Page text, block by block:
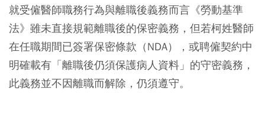
就受僱醫師職務行為與離職後義務而言《勞動基準
法》雖未直接規範離職後的保密義務，但若柯姓醫師
在任職期間已簽署保密條款（NDA），或聘僱契約中
明確載有「離職後仍須保護病人資料」的守密義務，
此義務並不因離職而解除，仍須遵守。